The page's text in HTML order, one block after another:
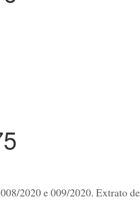
2020 e 009/2020. Extrato